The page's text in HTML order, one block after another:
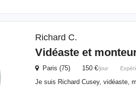
Richard C.
Vidéaste et
Paris (75) 150 €/jour
Je suis Richard Cusey, vidéaste,